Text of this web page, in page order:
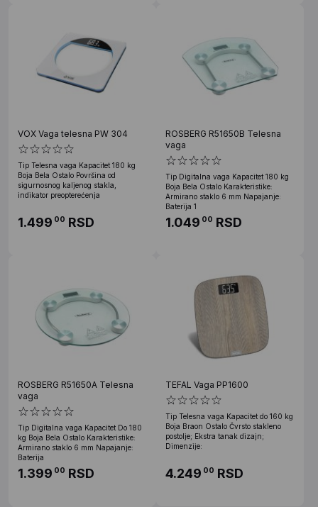
VOX Vaga telesna PW 304
Tip Telesna vaga Kapacitet 180 kg
Boja Bela Ostalo Površina od
sigurnosnog kaljenog stakla,
indikator preopterećenja
1.499 00 RSD
ROSBERG R51650B Telesna
vaga
Tip Digitalna vaga Kapacitet 180 kg
Boja Bela Ostalo Karakteristike:
Armirano staklo 6 mm Napajanje:
Baterija 1
1.049 00 RSD
ROSBERG R51650A Telesna
vaga
Tip Digitalna vaga Kapacitet Do 180
kg Boja Bela Ostalo Karakteristike:
Armirano staklo 6 mm Napajanje:
Baterija
1.399 00 RSD
TEFAL Vaga PP1600
Tip Telesna vaga Kapacitet do 160 kg
Boja Braon Ostalo Čvrsto stakleno
postolje; Ekstra tanak dizajn;
Dimenzije:
4.249 00 RSD